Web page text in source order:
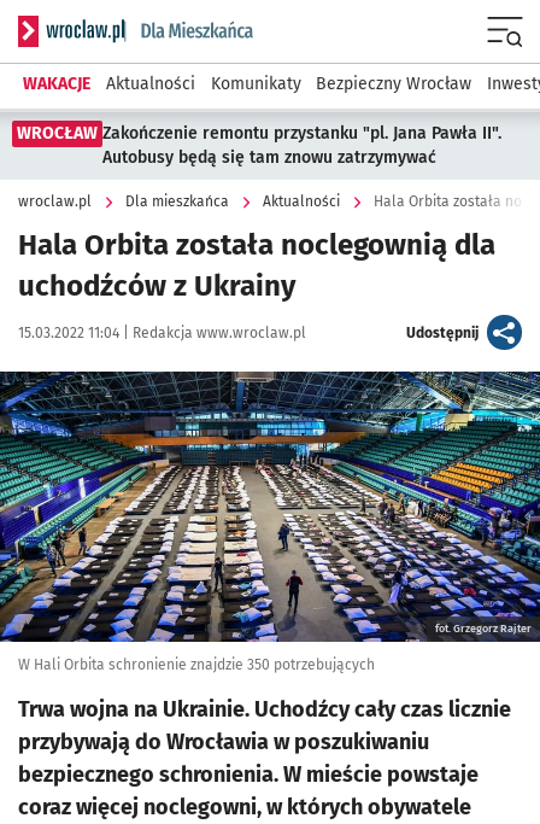
Serwis informacyjny wroclaw.pl podserwis: Dla mieszkańca
WAKACJE Aktualności Komunikaty Bezpieczny Wrocław
WROCŁAW Zakończenie remontu przystanku "pl. Jana Pawła II".
Autobusy będą się tam znowu zatrzymywać
wroclaw.pl Dla mieszkańca Aktualności Hala Orbita została
Hala Orbita została noclegownią dla
uchodźców z Ukrainy
Data publikacji:
15.03.2022 11:04 | Autor:
Redakcja www.wroclaw.pl Udostępnijartykuł
Kliknij, aby powiększyć
fot. Grzegorz Rajter
W Hali Orbita schronienie znajdzie 350 potrzebujących
Trwa wojna na Ukrainie. Uchodźcy cały czas licznie
przybywają do Wrocławia w poszukiwaniu
bezpiecznego schronienia. W mieście powstaje
coraz więcej noclegowni, w których obywatele